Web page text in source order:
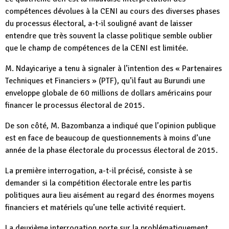
compétences dévolues à la CENI au cours des diverses phases
du processus électoral, a-t-il souligné avant de laisser
entendre que très souvent la classe politique semble oublier
que le champ de compétences de la CENI est limitée.
M. Ndayicariye a tenu à signaler à l’intention des « Partenaires
Techniques et Financiers » (PTF), qu’il faut au Burundi une
enveloppe globale de 60 millions de dollars américains pour
financer le processus électoral de 2015.
De son côté, M. Bazombanza a indiqué que l’opinion publique
est en face de beaucoup de questionnements à moins d’une
année de la phase électorale du processus électoral de 2015.
La première interrogation, a-t-il précisé, consiste à se
demander si la compétition électorale entre les partis
politiques aura lieu aisément au regard des énormes moyens
financiers et matériels qu’une telle activité requiert.